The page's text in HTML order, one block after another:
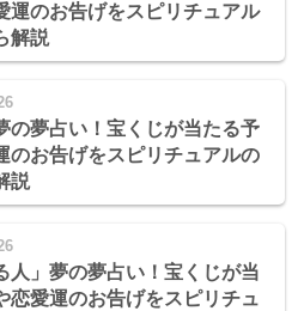
運のお告げをスピリチュアル
解説
の夢占い！宝くじが当たる予
のお告げをスピリチュアルの
説
人」夢の夢占い！宝くじが当
恋愛運のお告げをスピリチュ